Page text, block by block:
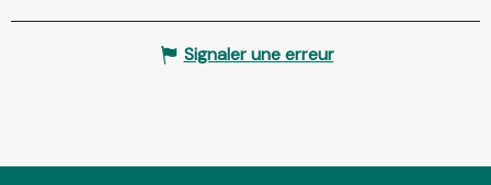
Signaler une erreur